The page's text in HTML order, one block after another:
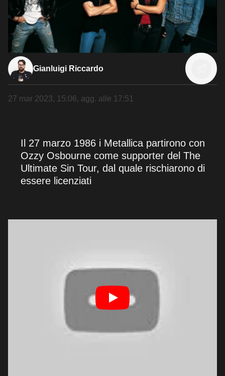
Gianluigi Riccardo
27 mar 2023, 15:06, agg. alle 17:51
Il 27 marzo 1986 i Metallica partirono con
Ozzy Osbourne come supporter del The
Ultimate Sin Tour, dal quale rischiarono di
essere licenziati